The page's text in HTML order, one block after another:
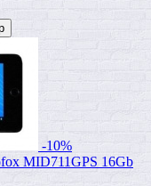
-10%
MID711GPS 16Gb